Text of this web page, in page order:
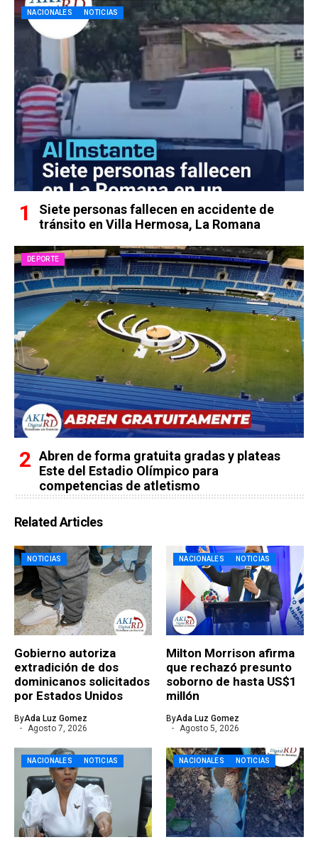
NACIONALES NOTICIAS
Siete personas fallecen en accidente de
tránsito en Villa Hermosa, La Romana
DEPORTE
Abren de forma gratuita gradas y plateas
Este del Estadio Olímpico para
competencias de atletismo
Related Articles
NOTICIAS
Gobierno autoriza
extradición de dos
dominicanos solicitados
por Estados Unidos
ByAda Luz Gomez
Agosto 7, 2026
NACIONALES NOTICIAS
Milton Morrison afirma
que rechazó presunto
soborno de hasta US$1
millón
ByAda Luz Gomez
Agosto 5, 2026
NACIONALES NOTICIAS NACIONALES NOTICIAS